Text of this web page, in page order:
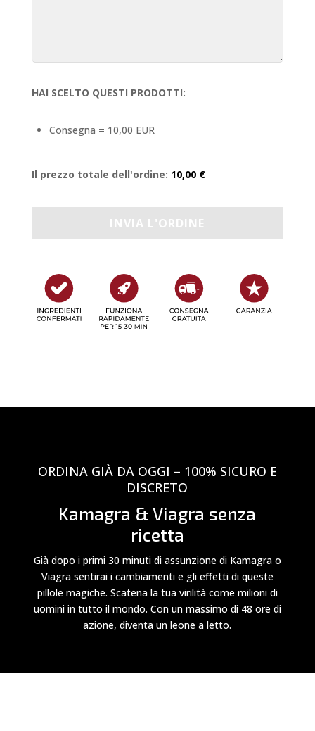
HAI SCELTO QUESTI PRODOTTI:
Consegna = 10,00 EUR
Il prezzo totale dell'ordine: 10,00 €
ORDINA GIÀ DA OGGI – 100% SICURO E
DISCRETO
Kamagra & Viagra senza
ricetta
Già dopo i primi 30 minuti di assunzione di Kamagra o
Viagra sentirai i cambiamenti e gli effetti di queste
pillole magiche. Scatena la tua virilità come milioni di
uomini in tutto il mondo. Con un massimo di 48 ore di
azione, diventa un leone a letto.